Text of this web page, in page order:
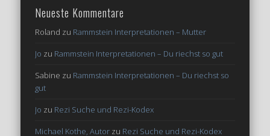
Neueste Kommentare
Roland zu Rammstein Interpretationen – Mutter
Jo zu Rammstein Interpretationen – Du riechst so gut
Sabine zu Rammstein Interpretationen – Du riechst so
gut
Jo zu Rezi Suche und Rezi-Kodex
Michael Kothe, Autor zu Rezi Suche und Rezi-Kodex